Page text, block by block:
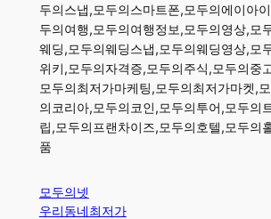
두의스냅,모두의스마트폰,모두의에이아
두의여행,모두의여행정보,모두의영상,모
웨딩,모두의웨딩스냅,모두의웨딩영상,모
위키,모두의자격증,모두의주식,모두의중
모두의최저가마케팅,모두의최저가마켓,
의코리아,모두의코인,모두의투어,모두의
립,모두의프랜차이즈,모두의호텔,모두의
품
모두의넷
우리동네최저가